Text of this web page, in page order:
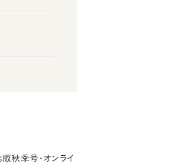
季号・オンライ